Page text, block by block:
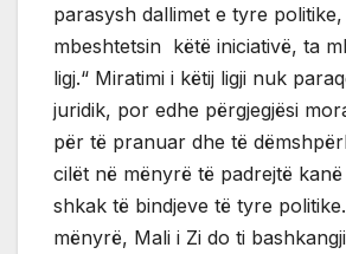
parasysh dallimet e tyre
mbeshtetsin këtë iniciativë, ta
ligj.“ Miratimi i këtij ligji nuk
juridik, por edhe përgjegjësi
për të pranuar dhe të
cilët në mënyrë të padrejtë
shkak të bindjeve të tyre
mënyrë, Mali i Zi do ti